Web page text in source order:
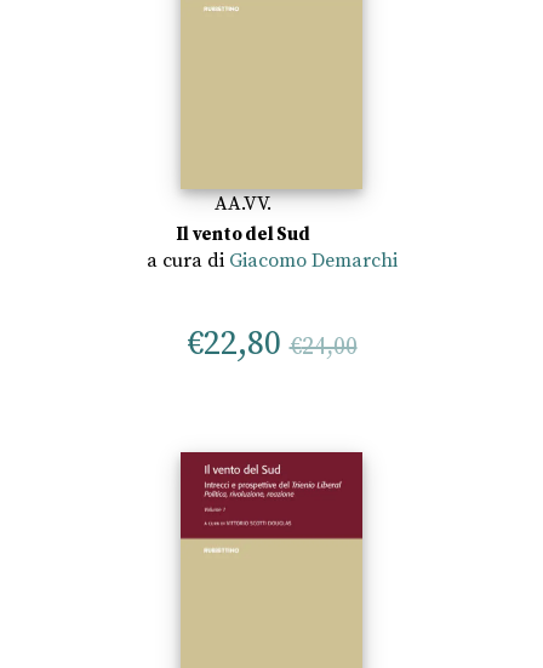
AA.VV.
Il vento del Sud
a cura di Giacomo Demarchi
€22,80 €24,00